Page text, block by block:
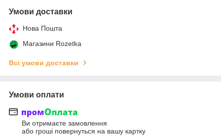
Умови доставки
Нова Пошта
Магазини Rozetka
Всі умови доставки
Умови оплати
Ви отримаєте замовлення
або гроші повернуться на вашу картку